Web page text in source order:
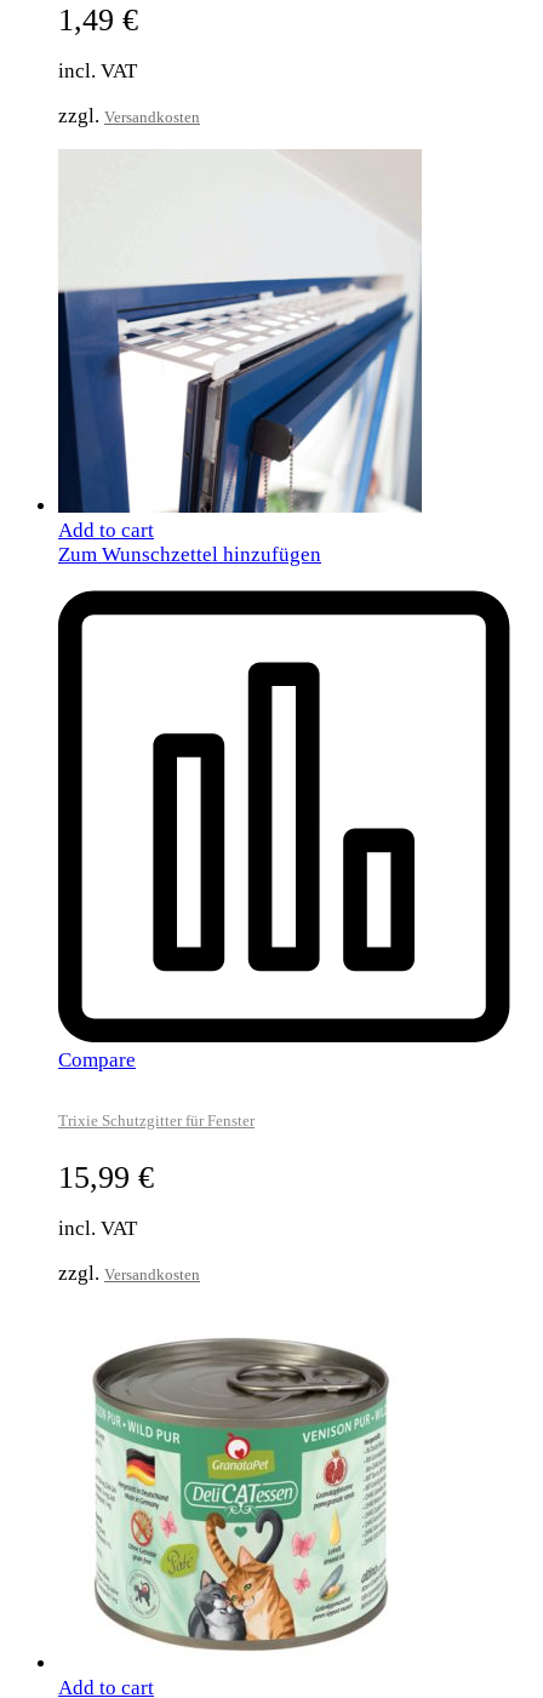
1,49 €
incl. VAT
zzgl. Versandkosten
Add to cart
Zum Wunschzettel hinzufügen
Compare
Trixie Schutzgitter für Fenster
15,99 €
incl. VAT
zzgl. Versandkosten
Add to cart